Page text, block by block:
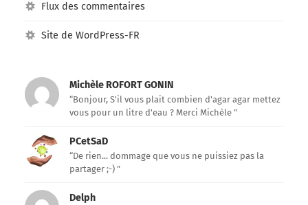
Flux des commentaires
Site de WordPress-FR
Michèle ROFORT GONIN
“Bonjour, S'il vous plait combien d'agar agar mettez
vous pour un litre d'eau ? Merci Michèle ”
PCetSaD
“De rien... dommage que vous ne puissiez pas la
partager ;-) ”
Delph